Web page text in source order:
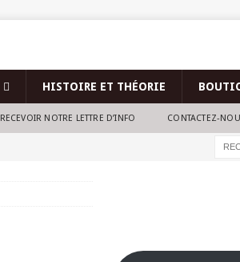
HISTOIRE ET THÉORIE
RECEVOIR NOTRE LETTRE D’INFO CONTACTEZ-